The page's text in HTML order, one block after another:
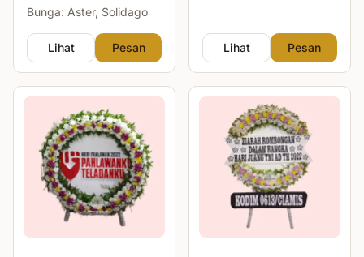
Bunga: Aster, Solidago
Lihat Pesan Lihat Pesan